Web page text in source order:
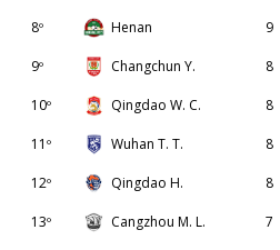
8º Henan 9
9º Changchun Y. 8
10º Qingdao W. C. 8
11º Wuhan T. T. 8
12º Qingdao H. 8
13º Cangzhou M. L. 7